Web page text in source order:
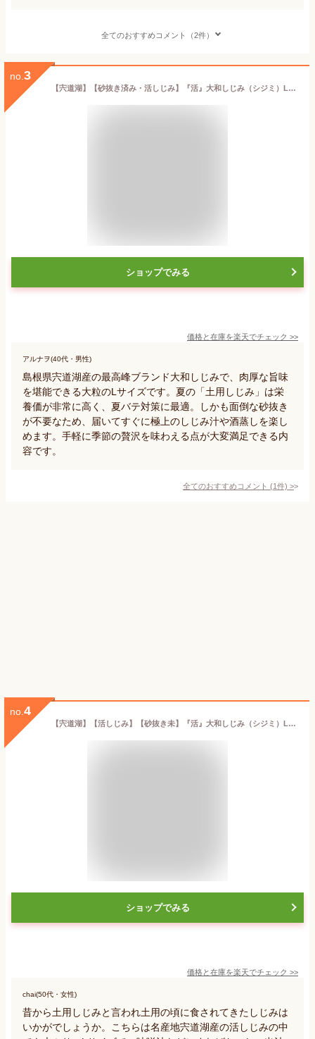
全てのおすすめコメント（2件）
no. 3
【宍道湖】【砂抜き済み・活しじみ】『活』大和しじみ（シジミ）Lサイズ1kg発砲スチロール入・冷蔵発送※写真はイメージです。（ゆうパック限定発送）
ショップでみる
価格と在庫を楽天でチェック >>
アルナヲ(40代・男性)
島根県宍道湖産の最高峰ブランド大和しじみで、肉厚な旨味
を堪能できる大粒のLサイズです。夏の「土用しじみ」は栄
養価が非常に高く、夏バテ対策に最適。しかも面倒な砂抜き
が不要なため、届いてすぐに極上のしじみ汁や酒蒸しを楽し
めます。手軽に季節の贅沢を味わえる点が大変満足できる内
容です。
全てのおすすめコメント (1件) >
no. 4
【宍道湖】【活しじみ】【砂抜き未】『活』大和しじみ（シジミ）Lサイズ1kg発砲スチロール入・冷蔵発送※写真はイメージです。（ゆうパック限定発送）
ショップでみる
価格と在庫を楽天でチェック >>
chai(50代・女性)
昔から土用しじみと言われ土用の頃に食されてきたしじみは
いかがでしょうか。こちらは名産地宍道湖産の活しじみの中